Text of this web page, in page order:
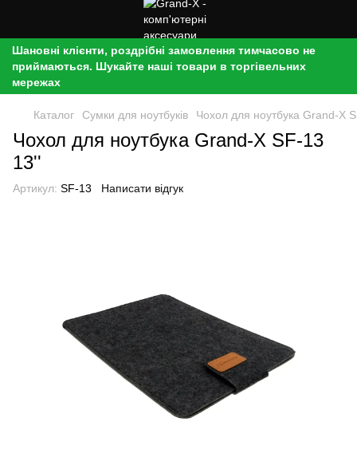
Шановні клієнти, роздрібні замовлення тимчасово не
приймаються. Шукайте наші товари в торгівельних
мережах
Каталог Сумки для ноутбуків Чохол для ноутбука Grand-X
Чохол для ноутбука Grand-X SF-13
13''
Артикул: SF-13 Написати відгук